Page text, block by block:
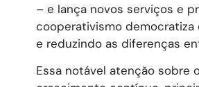
– e lança novos serviços e
cooperativismo
e reduzindo as diferenças
Essa notável atenção sobre